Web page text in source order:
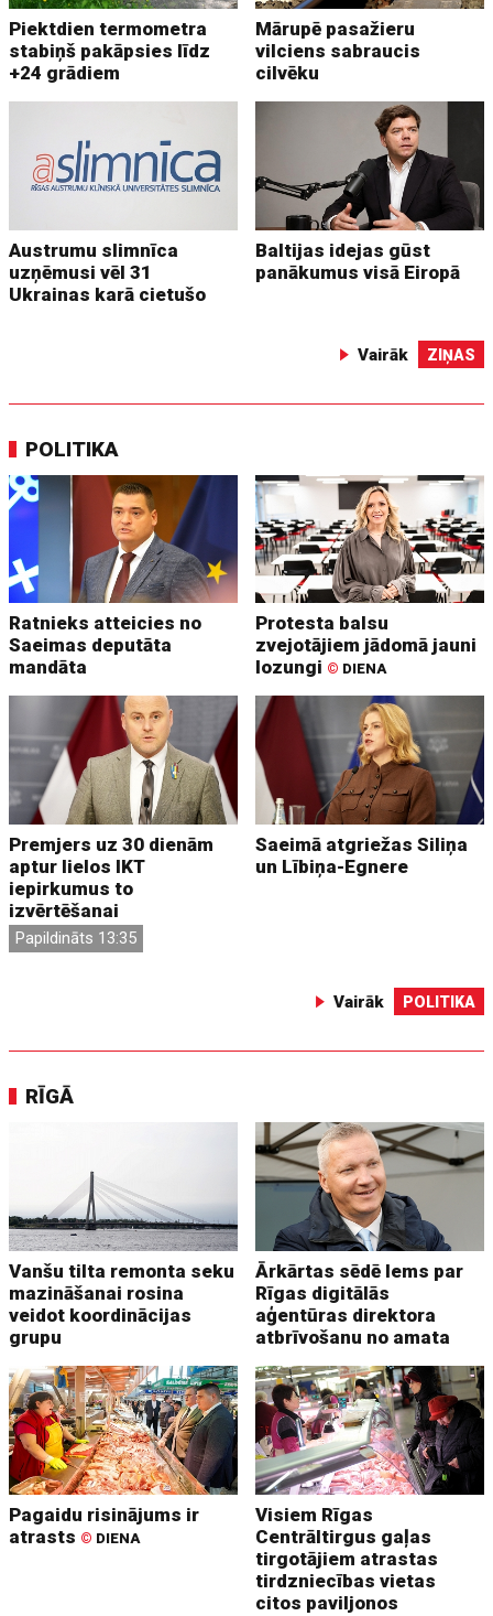
Piektdien termometra
stabiņš pakāpsies līdz
+24 grādiem
Mārupē pasažieru
vilciens sabraucis
cilvēku
Austrumu slimnīca
uzņēmusi vēl 31
Ukrainas karā cietušo
Baltijas idejas gūst
panākumus visā Eiropā
Vairāk ZIŅAS
POLITIKA
Ratnieks atteicies no
Saeimas deputāta
mandāta
Protesta balsu
zvejotājiem jādomā jauni
lozungi © DIENA
Premjers uz 30 dienām
aptur lielos IKT
iepirkumus to
izvērtēšanai
Papildināts 13:35
Saeimā atgriežas Siliņa
un Lībiņa-Egnere
Vairāk POLITIKA
RĪGĀ
Vanšu tilta remonta seku
mazināšanai rosina
veidot koordinācijas
grupu
Ārkārtas sēdē lems par
Rīgas digitālās
aģentūras direktora
atbrīvošanu no amata
Pagaidu risinājums ir
atrasts © DIENA
Visiem Rīgas
Centrāltirgus gaļas
tirgotājiem atrastas
tirdzniecības vietas
citos paviljonos